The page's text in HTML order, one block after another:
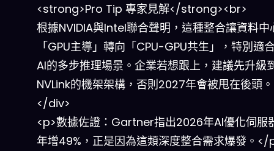
<strong>Pro Tip 專家見解</strong><br>
根據NVIDIA與Intel聯合聲明，這種整合讓資料中
「GPU主導」轉向「CPU-GPU共生」，特別適
AI的多步推理場景。企業若想跟上，建議先升級
NVLink的機架架構，否則2027年會被甩在後頭。
</div>
<p>數據佐證：Gartner指出2026年AI優化伺服
年增49%，正是因為這類深度整合需求爆發。</